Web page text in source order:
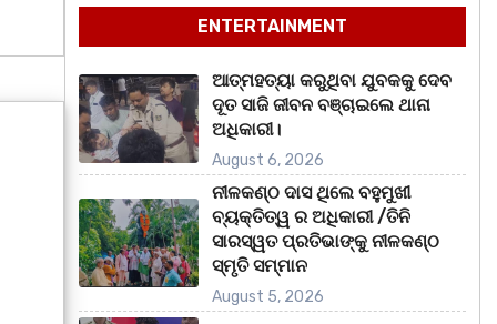
ENTERTAINMENT
ଆତ୍ମହତ୍ୟା କରୁଥିବା ଯୁବକକୁ ଦେବ
ଦୂତ ସାଜି ଜୀବନ ବଞ୍ଚାଇଲେ ଥାନା
ଅଧିକାରୀ।
August 6, 2026
ନୀଳକଣ୍ଠ ଦାସ ଥିଲେ ବହୁମୁଖୀ
ବ୍ୟକ୍ତିତ୍ୱ ର ଅଧିକାରୀ /ତିନି
ସାରସ୍ୱତ ପ୍ରତିଭାଙ୍କୁ ନୀଳକଣ୍ଠ
ସ୍ମୃତି ସମ୍ମାନ
August 5, 2026